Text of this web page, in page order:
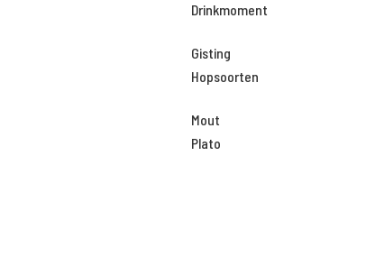
Drinkmoment
Gisting
Hopsoorten
Mout
Plato